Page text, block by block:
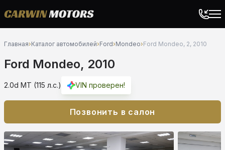
Главная›Каталог автомобилей›Ford›Mondeo›Ford Mondeo, 2, 2010
Ford Mondeo, 2010
2.0d MT (115 л.с.) VIN проверен!
Позвонить в салон